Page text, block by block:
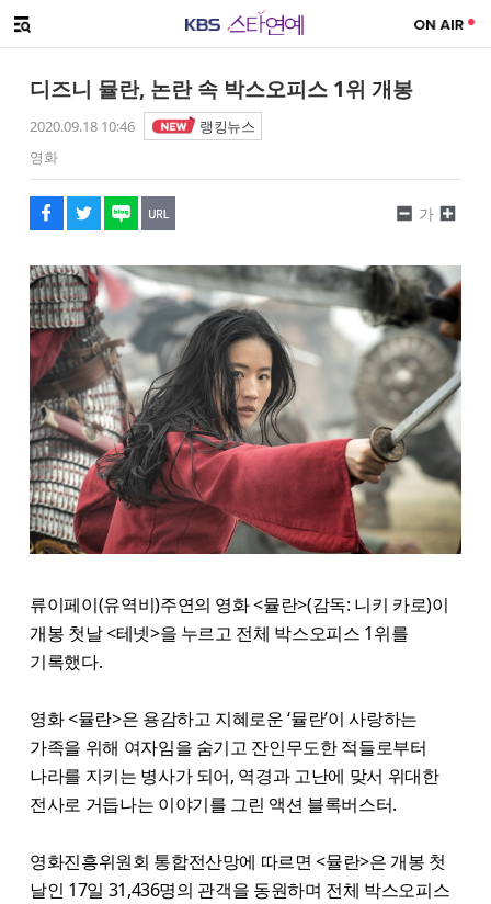
메뉴 열기
디즈니 뮬란, 논란 속 박스오피스 1위 개봉
2020.09.18 10:46
랭킹뉴스
영화
페이스북
트위터
네이버
URL복사
글씨 작게보기
가
글씨 크게보기
류이페이(유역비)주연의 영화 <뮬란>(감독: 니키 카로)이
개봉 첫날 <테넷>을 누르고 전체 박스오피스 1위를
기록했다.
영화 <뮬란>은 용감하고 지혜로운 ‘뮬란’이 사랑하는
가족을 위해 여자임을 숨기고 잔인무도한 적들로부터
나라를 지키는 병사가 되어, 역경과 고난에 맞서 위대한
전사로 거듭나는 이야기를 그린 액션 블록버스터.
영화진흥위원회 통합전산망에 따르면 <뮬란>은 개봉 첫
날인 17일 31,436명의 관객을 동원하며 전체 박스오피스
해시태그